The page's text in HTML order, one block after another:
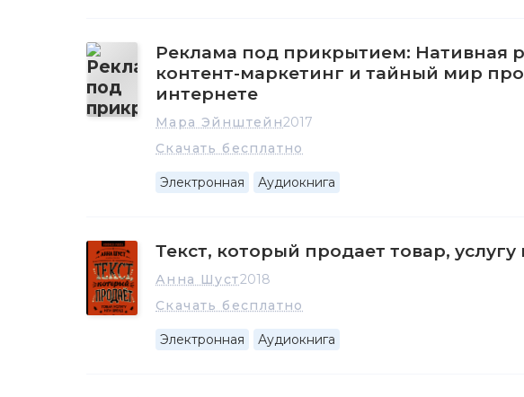
Реклама под прикрытием: Нативная
контент-маркетинг и тайный мир
интернете
Мара Эйнштейн2017
Скачать бесплатно
Электронная Аудиокнига
Текст, который продает товар,
Анна Шуст2018
Скачать бесплатно
Электронная Аудиокнига